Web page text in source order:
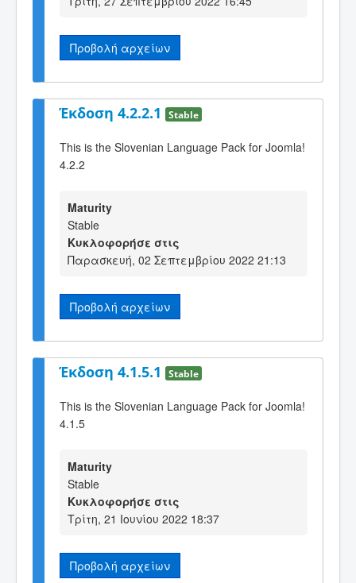
Προβολή αρχείων
Έκδοση 4.2.2.1 Stable
This is the Slovenian Language Pack for Joomla!
4.2.2
Maturity
Stable
Κυκλοφορήσε στις
Παρασκευή, 02 Σεπτεμβρίου 2022 21:13
Προβολή αρχείων
Έκδοση 4.1.5.1 Stable
This is the Slovenian Language Pack for Joomla!
4.1.5
Maturity
Stable
Κυκλοφορήσε στις
Τρίτη, 21 Ιουνίου 2022 18:37
Προβολή αρχείων